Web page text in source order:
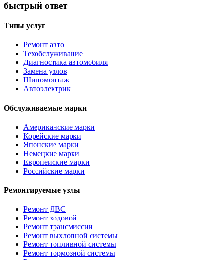
быстрый ответ
Типы услуг
Ремонт авто
Техобслуживание
Диагностика автомобиля
Замена узлов
Шиномонтаж
Автоэлектрик
Обслуживаемые марки
Американские марки
Корейские марки
Японские марки
Немецкие марки
Европейские марки
Российские марки
Ремонтируемые узлы
Ремонт ДВС
Ремонт ходовой
Ремонт трансмиссии
Ремонт выхлопной системы
Ремонт топливной системы
Ремонт тормозной системы